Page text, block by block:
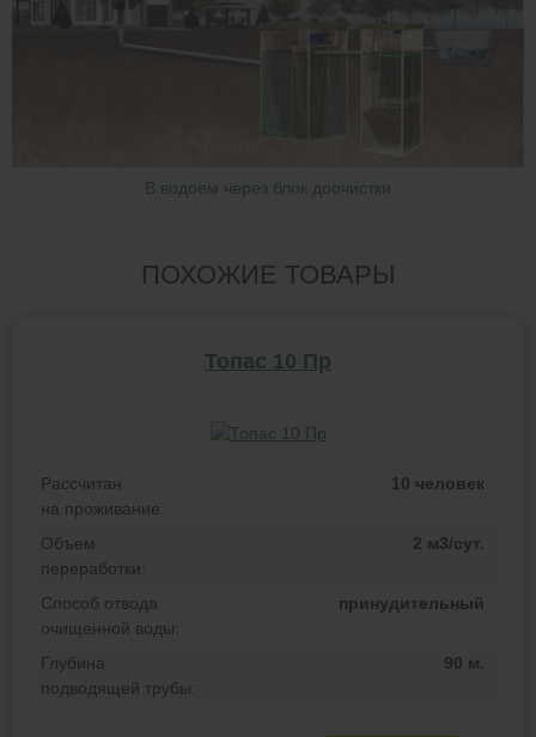
В водоем через блок доочистки
ПОХОЖИЕ ТОВАРЫ
Топас 10 Пр
Рассчитан
на проживание:
10 человек
Объем
переработки:
2 м3/сут.
Способ отвода
очищенной воды:
принудительный
Глубина
подводящей трубы:
90 м.